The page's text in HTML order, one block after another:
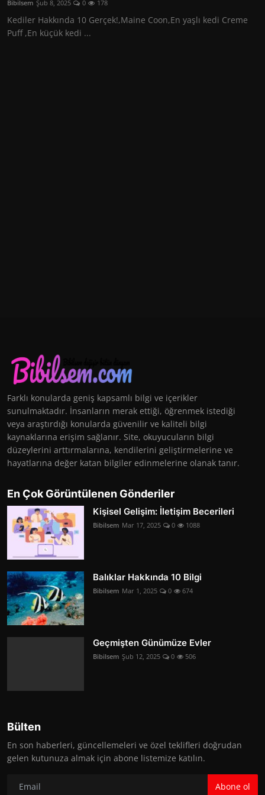
Seyahat
Bibilsem Şub 8, 2025 0 178
Kediler Hakkında 10 Gerçek!,Maine Coon,En yaşlı kedi Creme
Puff ,En küçük kedi ...
Farklı konularda geniş kapsamlı bilgi ve içerikler
sunulmaktadır. İnsanların merak ettiği, öğrenmek istediği
veya araştırdığı konularda güvenilir ve kaliteli bilgi
kaynaklarına erişim sağlanır. Site, okuyucuların bilgi
düzeylerini arttırmalarına, kendilerini geliştirmelerine ve
hayatlarına değer katan bilgiler edinmelerine olanak tanır.
En Çok Görüntülenen Gönderiler
Kişisel Gelişim: İletişim Becerileri
Bibilsem Mar 17, 2025 0 1088
Balıklar Hakkında 10 Bilgi
Bibilsem Mar 1, 2025 0 674
Geçmişten Günümüze Evler
Bibilsem Şub 12, 2025 0 506
Bülten
En son haberleri, güncellemeleri ve özel teklifleri doğrudan
gelen kutunuza almak için abone listemize katılın.
Abone ol